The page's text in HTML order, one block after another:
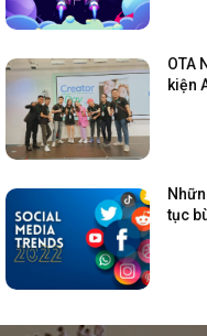
OTA
kiện
tục